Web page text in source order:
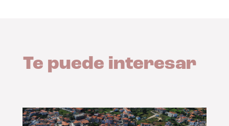
Te puede interesar